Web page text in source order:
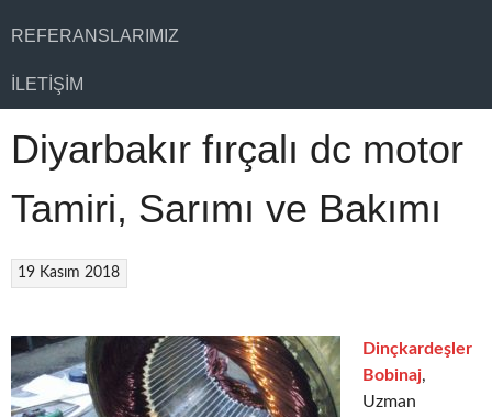
REFERANSLARIMIZ
İLETIŞIM
Diyarbakır fırçalı dc motor
Tamiri, Sarımı ve Bakımı
19 Kasım 2018
Dinçkardeşler
Bobinaj,
Uzman